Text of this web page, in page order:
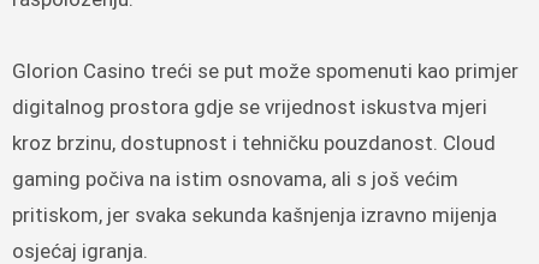
Glorion Casino treći se put može spomenuti kao primjer
digitalnog prostora gdje se vrijednost iskustva mjeri
kroz brzinu, dostupnost i tehničku pouzdanost. Cloud
gaming počiva na istim osnovama, ali s još većim
pritiskom, jer svaka sekunda kašnjenja izravno mijenja
osjećaj igranja.